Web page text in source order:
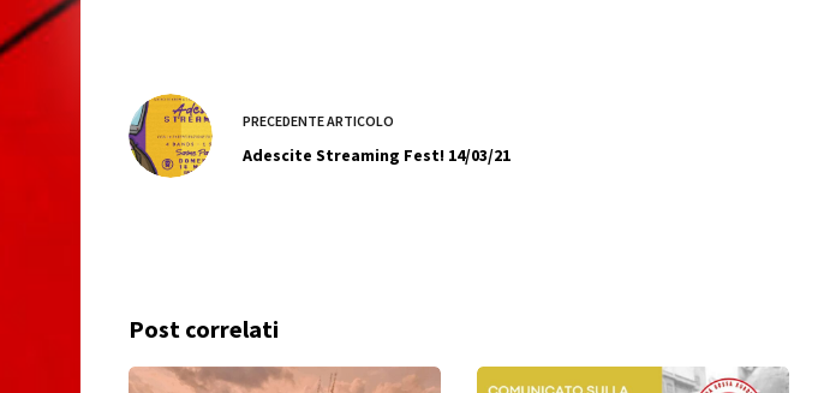
PRECEDENTEARTICOLO
Adescite Streaming Fest! 14/03/21
Post correlati